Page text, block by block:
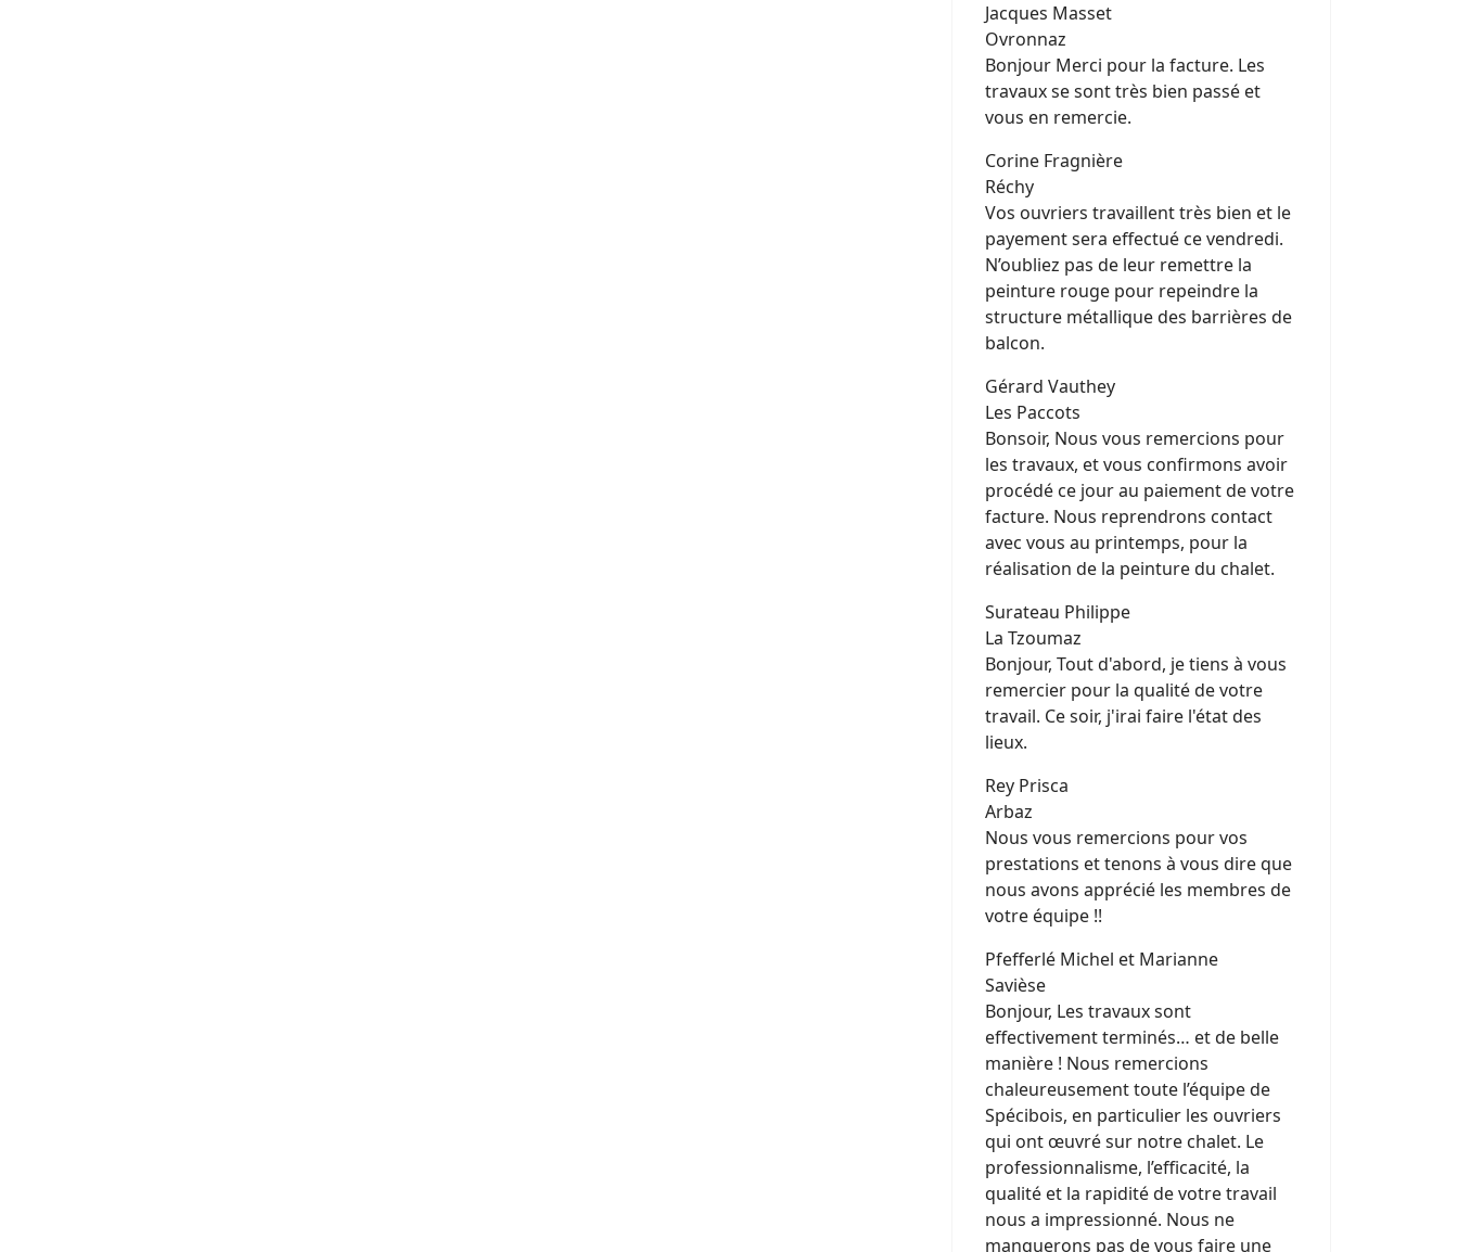
Jacques Masset
Ovronnaz
Bonjour Merci pour la facture. Les
travaux se sont très bien passé et
vous en remercie.
Corine Fragnière
Réchy
Vos ouvriers travaillent très bien et le
payement sera effectué ce vendredi.
N’oubliez pas de leur remettre la
peinture rouge pour repeindre la
structure métallique des barrières de
balcon.
Gérard Vauthey
Les Paccots
Bonsoir, Nous vous remercions pour
les travaux, et vous confirmons avoir
procédé ce jour au paiement de votre
facture. Nous reprendrons contact
avec vous au printemps, pour la
réalisation de la peinture du chalet.
Surateau Philippe
La Tzoumaz
Bonjour, Tout d'abord, je tiens à vous
remercier pour la qualité de votre
travail. Ce soir, j'irai faire l'état des
lieux.
Rey Prisca
Arbaz
Nous vous remercions pour vos
prestations et tenons à vous dire que
nous avons apprécié les membres de
votre équipe !!
Pfefferlé Michel et Marianne
Savièse
Bonjour, Les travaux sont
effectivement terminés… et de belle
manière ! Nous remercions
chaleureusement toute l’équipe de
Spécibois, en particulier les ouvriers
qui ont œuvré sur notre chalet. Le
professionnalisme, l’efficacité, la
qualité et la rapidité de votre travail
nous a impressionné. Nous ne
manquerons pas de vous faire une